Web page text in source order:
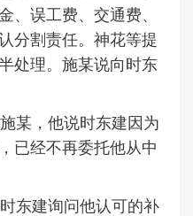
、误工费、交通费、
分割责任。神花等提
处理。施某说向时东
某，他说时东建因为
已经不再委托他从中
东建询问他认可的补